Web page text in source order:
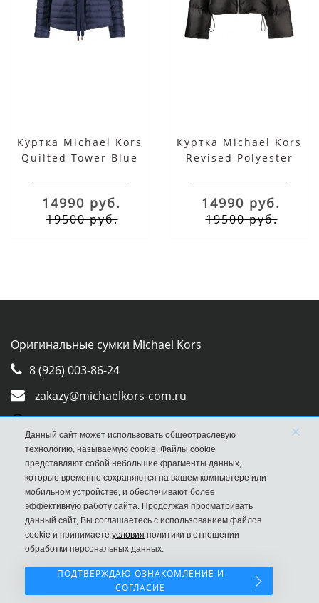
Куртка Michael Kors
Quilted Tower Blue
14990 руб.
19500 руб.
Куртка Michael Kors
Revised Polyester
14990 руб.
19500 руб.
Оригинальные сумки Michael Kors
8 (926) 003-86-24
zakazy@michaelkors-com.ru
Whatsapp
Viber
Данный сайт может использовать общеотраслевую
технологию, называемую cookie. Файлы cookie
представляют собой небольшие фрагменты данных,
которые временно сохраняются на вашем компьютере или
мобильном устройстве, и обеспечивают более
эффективную работу сайта. Продолжая просматривать
данный сайт, Вы соглашаетесь с использованием файлов
cookie и принимаете условия политики в отношении
обработки персональных данных.
×
ПОДТВЕРЖДАЮ ОЗНАКОМЛЕНИЕ И
СОГЛАСИЕ